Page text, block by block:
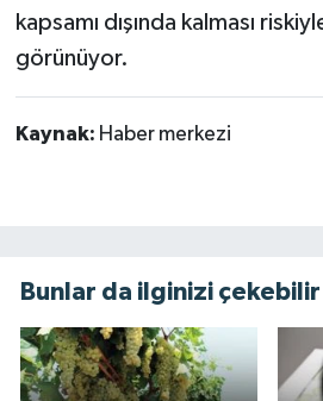
kapsamı dışında kalması
görünüyor.
Kaynak: Haber merkezi
Bunlar da ilginizi çekebilir